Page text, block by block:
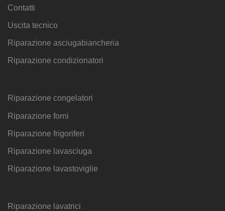
Contatti
Uscita tecnico
Riparazione asciugabiancheria
Riparazione condizionatori
Riparazione congelatori
Riparazione forni
Riparazione frigoriferi
Riparazione lavasciuga
Riparazione lavastoviglie
Riparazione lavatrici